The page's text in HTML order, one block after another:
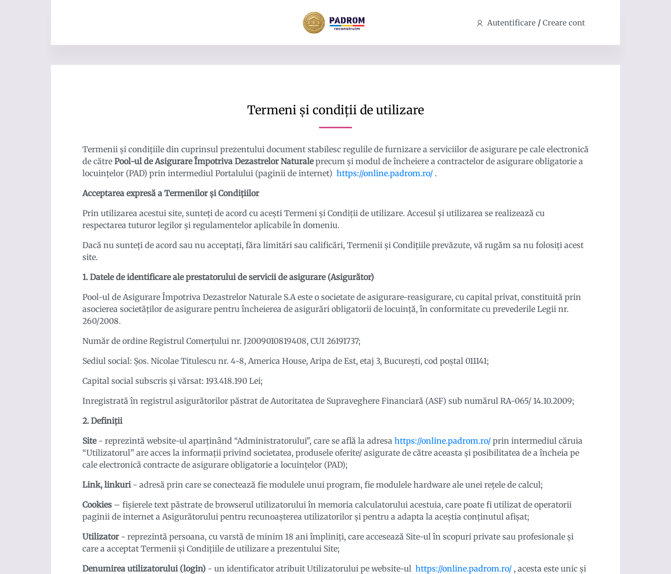
Autentificare / Creare cont
Termeni și condiții de utilizare
Termenii și condițiile din cuprinsul prezentului document stabilesc regulile de furnizare a serviciilor de asigurare pe cale electronică
de către Pool-ul de Asigurare Împotriva Dezastrelor Naturaleprecum și modul de încheiere a contractelor de asigurare obligatorie a
locuințelor (PAD) prin intermediul Portalului (paginii de internet) https://online.padrom.ro/ .
Acceptarea expresă a Termenilor şi Condiţiilor
Prin utilizarea acestui site, sunteţi de acord cu aceşti Termeni şi Condiţii de utilizare. Accesul și utilizarea se realizează cu
respectarea tuturor legilor şi regulamentelor aplicabile în domeniu.
Dacă nu sunteţi de acord sau nu acceptaţi, făra limitări sau calificări, Termenii şi Condiţiile prevăzute, vă rugăm sa nu folosiți acest
site.
1. Datele de identificare ale prestatorului de servicii de asigurare (Asigurător)
Pool-ul de Asigurare Împotriva Dezastrelor Naturale S.A este o societate de asigurare-reasigurare, cu capital privat, constituită prin
asocierea societăților de asigurare pentru încheierea de asigurări obligatorii de locuință, în conformitate cu prevederile Legii nr.
260/2008.
Număr de ordine Registrul Comerțului nr. J2009010819408, CUI 26191737;
Sediul social: Șos. Nicolae Titulescu nr. 4-8, America House, Aripa de Est, etaj 3, București, cod poștal 011141;
Capital social subscris și vărsat: 193.418.190 Lei;
Inregistrată în registrul asigurătorilor păstrat de Autoritatea de Supraveghere Financiară (ASF) sub numărul RA-065/ 14.10.2009;
2. Definiţii
Site- reprezintă website-ul aparţinând “Administratorului", care se află la adresa https://online.padrom.ro/ prin intermediul căruia
“Utilizatorul” are acces la informaţii privind societatea, produsele oferite/ asigurate de către aceasta și posibilitatea de a încheia pe
cale electronică contracte de asigurare obligatorie a locuințelor (PAD);
Link, linkuri- adresă prin care se conectează fie modulele unui program, fie modulele hardware ale unei reţele de calcul;
Cookies – fișierele text păstrate de browserul utilizatorului în memoria calculatorului acestuia, care poate fi utilizat de operatorii
paginii de internet a Asigurătorului pentru recunoașterea utilizatorilor și pentru a adapta la aceștia conținutul afișat;
Utilizator- reprezintă persoana, cu varstă de minim 18 ani împliniți, care accesează Site-ul în scopuri private sau profesionale și
care a acceptat Termenii şi Condiţiile de utilizare a prezentului Site;
Denumirea utilizatorului (login) - un identificator atribuit Utilizatorului pe website-ul https://online.padrom.ro/ , acesta este unic și